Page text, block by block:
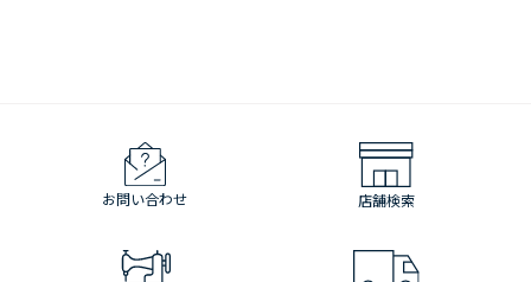
お問い合わせ 店舗検索